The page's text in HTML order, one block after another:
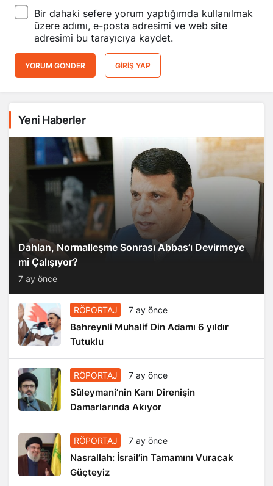
Bir dahaki sefere yorum yaptığımda kullanılmak
üzere adımı, e-posta adresimi ve web site
adresimi bu tarayıcıya kaydet.
YORUM GÖNDER GIRIŞ YAP
Yeni Haberler
Dahlan, Normalleşme Sonrası Abbas’ı Devirmeye
mi Çalışıyor?
7 ay önce
RÖPORTAJ 7 ay önce
Bahreynli Muhalif Din Adamı 6 yıldır
Tutuklu
RÖPORTAJ 7 ay önce
Süleymani’nin Kanı Direnişin
Damarlarında Akıyor
RÖPORTAJ 7 ay önce
Nasrallah: İsrail’in Tamamını Vuracak
Güçteyiz